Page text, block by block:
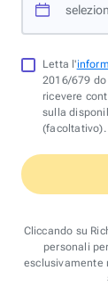
Letta l'
2016/679
ricevere
sulla
(facoltativo).
Cliccando su
personali
esclusivamente